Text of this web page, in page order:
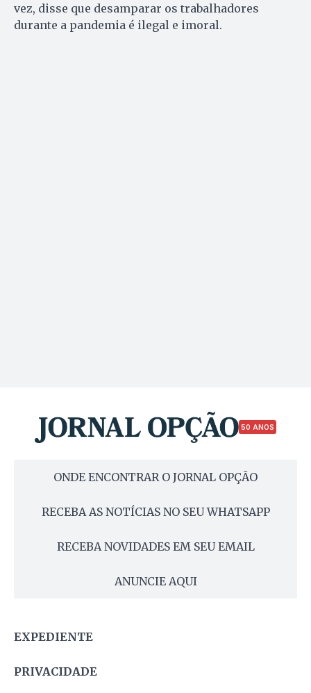
vez, disse que desamparar os trabalhadores
durante a pandemia é ilegal e imoral.
50 ANOS
ONDE ENCONTRAR O JORNAL OPÇÃO
RECEBA AS NOTÍCIAS NO SEU WHATSAPP
RECEBA NOVIDADES EM SEU EMAIL
ANUNCIE AQUI
EXPEDIENTE
PRIVACIDADE